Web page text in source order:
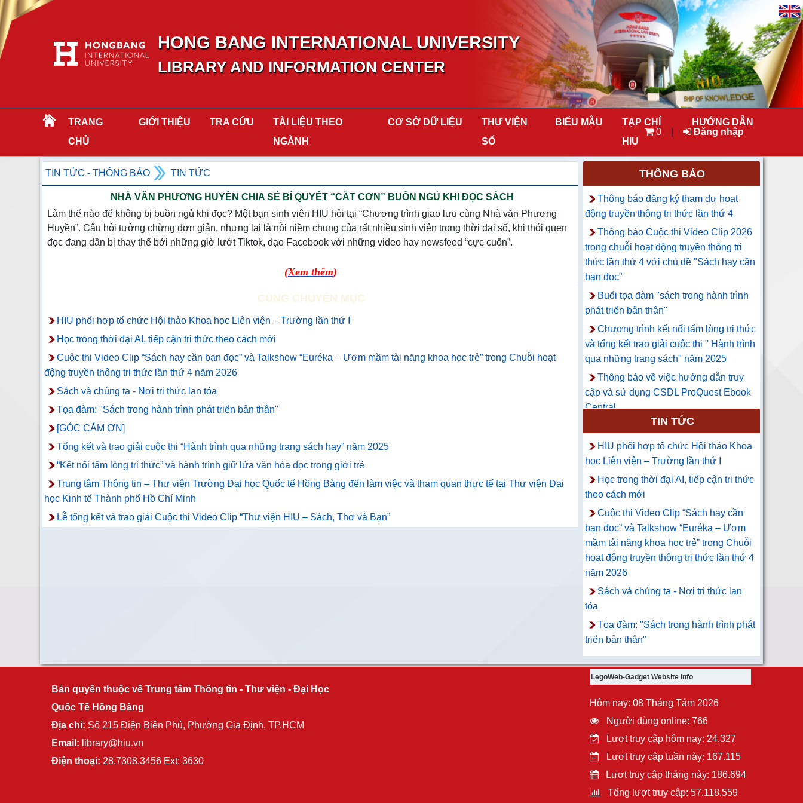
HONG BANG INTERNATIONAL UNIVERSITY
LIBRARY AND INFORMATION CENTER
TRANG
CHỦ
GIỚI THIỆU TRA CỨU
TÀI LIỆU THEO
NGÀNH
CƠ SỞ DỮ LIỆU
THƯ VIỆN
SỐ
BIỂU MẪU
TẠP CHÍ
HIU
HƯỚNG DẪN
0
Đăng nhập
TIN TỨC - THÔNG BÁO TIN TỨC
NHÀ VĂN PHƯƠNG HUYỀN CHIA SẺ BÍ QUYẾT “CẮT CƠN” BUỒN NGỦ KHI ĐỌC SÁCH
Làm thế nào để không bị buồn ngủ khi đọc? Một bạn sinh viên HIU hỏi tại “Chương trình giao lưu cùng Nhà văn Phương
Huyền”. Câu hỏi tưởng chừng đơn giản, nhưng lại là nỗi niềm chung của rất nhiều sinh viên trong thời đại số, khi thói quen
đọc đang dần bị thay thế bởi những giờ lướt Tiktok, dạo Facebook với những video hay newsfeed “cực cuốn”.
(Xem thêm)
CÙNG CHUYÊN MỤC
HIU phối hợp tổ chức Hội thảo Khoa học Liên viện – Trường lần thứ I
Học trong thời đại AI, tiếp cận tri thức theo cách mới
Cuộc thi Video Clip “Sách hay cần bạn đọc” và Talkshow “Euréka – Ươm mầm tài năng khoa học trẻ” trong Chuỗi hoạt
động truyền thông tri thức lần thứ 4 năm 2026
Sách và chúng ta - Nơi tri thức lan tỏa
Tọa đàm: "Sách trong hành trình phát triển bản thân"
[GÓC CẢM ƠN]
Tổng kết và trao giải cuộc thi “Hành trình qua những trang sách hay” năm 2025
“Kết nối tấm lòng tri thức” và hành trình giữ lửa văn hóa đọc trong giới trẻ
Trung tâm Thông tin – Thư viện Trường Đại học Quốc tế Hồng Bàng đến làm việc và tham quan thực tế tại Thư viện Đại
học Kinh tế Thành phố Hồ Chí Minh
Lễ tổng kết và trao giải Cuộc thi Video Clip “Thư viện HIU – Sách, Thơ và Bạn”
THÔNG BÁO
Thông báo đăng ký tham dự hoạt
động truyền thông tri thức lần thứ 4
Thông báo Cuộc thi Video Clip 2026
trong chuỗi hoạt động truyền thông tri
thức lần thứ 4 với chủ đề "Sách hay cần
bạn đọc"
Buổi tọa đàm "sách trong hành trình
phát triển bản thân"
Chương trình kết nối tấm lòng tri thức
và tổng kết trao giải cuộc thi " Hành trình
qua những trang sách" năm 2025
Thông báo về việc hướng dẫn truy
cập và sử dụng CSDL ProQuest Ebook
Central
TIN TỨC
HIU phối hợp tổ chức Hội thảo Khoa
học Liên viện – Trường lần thứ I
Học trong thời đại AI, tiếp cận tri thức
theo cách mới
Cuộc thi Video Clip “Sách hay cần
bạn đọc” và Talkshow “Euréka – Ươm
mầm tài năng khoa học trẻ” trong Chuỗi
hoạt động truyền thông tri thức lần thứ 4
năm 2026
Sách và chúng ta - Nơi tri thức lan
tỏa
Tọa đàm: "Sách trong hành trình phát
triển bản thân"
Bản quyền thuộc về Trung tâm Thông tin - Thư viện - Đại Học
Quốc Tế Hồng Bàng
Địa chỉ: Số 215 Điện Biên Phủ, Phường Gia Định, TP.HCM
Email: library@hiu.vn
Điện thoại: 28.7308.3456 Ext: 3630
LegoWeb-Gadget Website Info
Hôm nay: 08 Tháng Tám 2026
Người dùng online: 766
Lượt truy cập hôm nay: 24.327
Lượt truy cập tuần này: 167.115
Lượt truy cập tháng này: 186.694
Tổng lượt truy cập: 57.118.559